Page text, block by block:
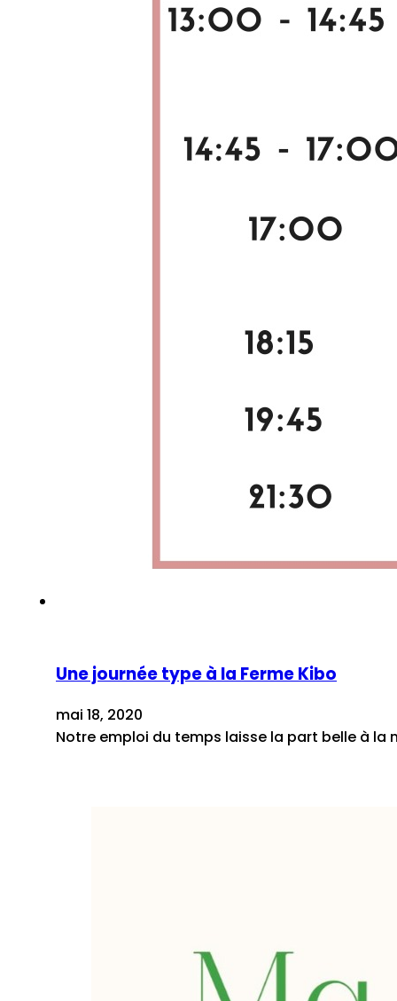
Une journée type à la Ferme Kibo
mai 18, 2020
Notre emploi du temps laisse la part belle à